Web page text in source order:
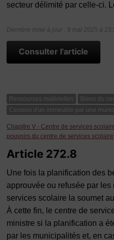
secteur délimité par celle-ci.
Dernière mise à jour : 9 mai 2025 à
Consulter l'article
Ressources matérielles
Biens du
Cession d'un immeuble par une
Chapitre V - Centre de services
pouvoirs du centre de services scolaire
Article 272.8
Une fois la planification des
approuvée ou refusée par
services scolaire la soumet
À cette fin, le centre de
ministre si la planification a
par les municipalités et, en